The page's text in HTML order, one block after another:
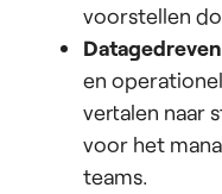
voorstellen
en
vertalen naar
voor het
teams.